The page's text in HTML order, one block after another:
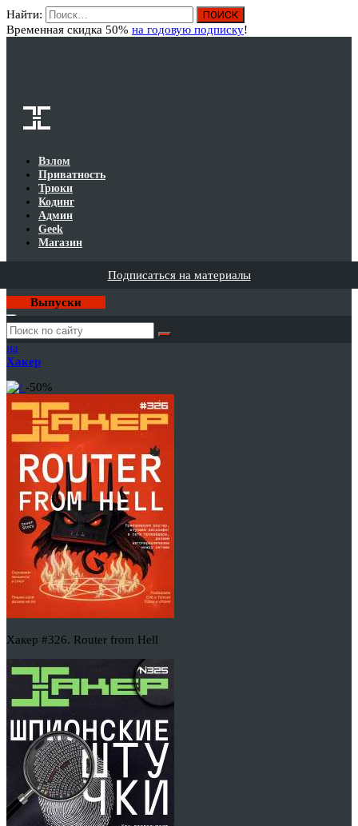
Найти:
Временная скидка 50% на годовую подписку!
Взлом
Приватность
Трюки
Кодинг
Админ
Geek
Магазин
Подписаться на материалы
Выпуски
Годовая
подписка
на
Хакер
-50%
Хакер #326. Router from Hell